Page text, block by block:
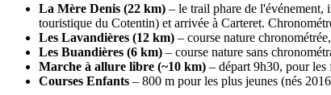
La Mère Denis (22 km) – le trail phare de l'événement,
touristique du Cotentin) et arrivée à Carteret.
Les Lavandières (12 km) – course nature
Les Buandières (6 km) – course nature sans
Marche à allure libre (~10 km) – départ 9h30, pour les
Courses Enfants – 800 m pour les plus jeunes (nés